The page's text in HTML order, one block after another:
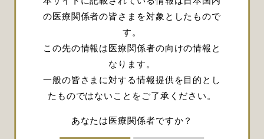
の医療関係者の皆さまを対象としたもので
す。
この先の情報は医療関係者の向けの情報と
なります。
一般の皆さまに対する情報提供を目的とし
たものではないことをご了承ください。
あなたは医療関係者ですか？
長
2001年
東京都立府中病院脳神経外科 指
2004年
東京都立府中病院脳神経外科 部
2005年
東京都立多摩総合医療センター
脳神経外科 部長
昭和大学医学部脳神経外科 主任